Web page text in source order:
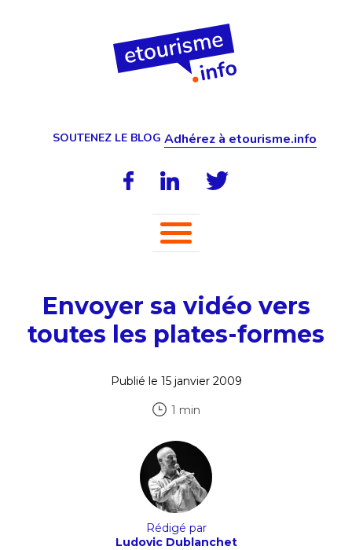
SOUTENEZ LE BLOG Adhérez à etourisme.info
Envoyer sa vidéo vers
toutes les plates-formes
Publié le 15 janvier 2009
1 min
Rédigé par
Ludovic Dublanchet